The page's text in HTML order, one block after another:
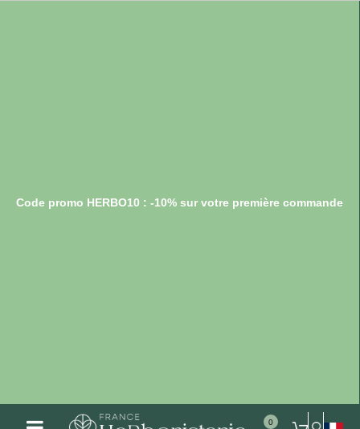
Code promo HERBO10 : -10% sur votre première commande